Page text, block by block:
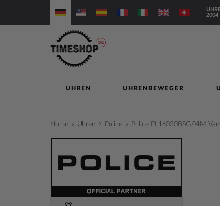
zum
2004
UHREN UHRENBEWEGER
Home Uhren Police Police PL16030BSG.04M